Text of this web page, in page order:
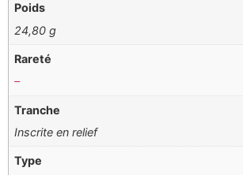
Poids
24,80 g
Rareté
–
Tranche
Inscrite en relief
Type